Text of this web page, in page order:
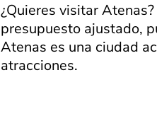
¿Quieres visitar
presupuesto ajustado,
Atenas es una ciudad
atracciones.